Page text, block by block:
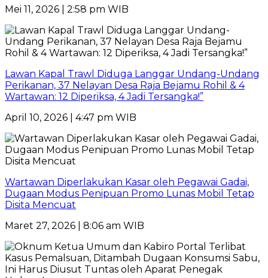
Mei 11, 2026 | 2:58 pm WIB
Lawan Kapal Trawl Diduga Langgar Undang-Undang
Perikanan, 37 Nelayan Desa Raja Bejamu Rohil & 4
Wartawan: 12 Diperiksa, 4 Jadi Tersangka!”
April 10, 2026 | 4:47 pm WIB
Wartawan Diperlakukan Kasar oleh Pegawai Gadai,
Dugaan Modus Penipuan Promo Lunas Mobil Tetap
Disita Mencuat
Maret 27, 2026 | 8:06 am WIB